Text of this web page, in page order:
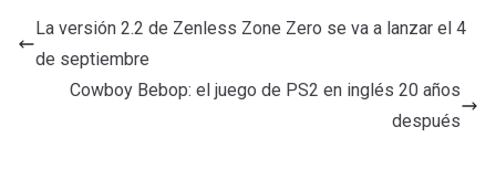
La versión 2.2 de Zenless Zone Zero se va a lanzar el 4
de septiembre
Cowboy Bebop: el juego de PS2 en inglés 20 años
después